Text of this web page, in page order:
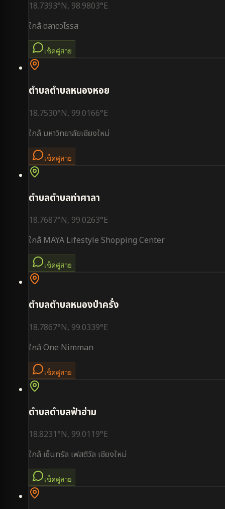
18.7393°N, 98.9803°E
ใกล้ตลาดวโรรส
เช็คคู่สาย
ตำบลตำบลหนองหอย
18.7530°N, 99.0166°E
ใกล้ มหาวิทยาลัยเชียงใหม่
เช็คคู่สาย
ตำบลตำบลท่าศาลา
18.7687°N, 99.0263°E
ใกล้ MAYA Lifestyle Shopping Center
เช็คคู่สาย
ตำบลตำบลหนองป่าครั่ง
18.7867°N, 99.0339°E
ใกล้One Nimman
เช็คคู่สาย
ตำบลตำบลฟ้าฮ่าม
18.8231°N, 99.0119°E
ใกล้ เซ็นทรัล เฟสติวัล เชียงใหม่
เช็คคู่สาย